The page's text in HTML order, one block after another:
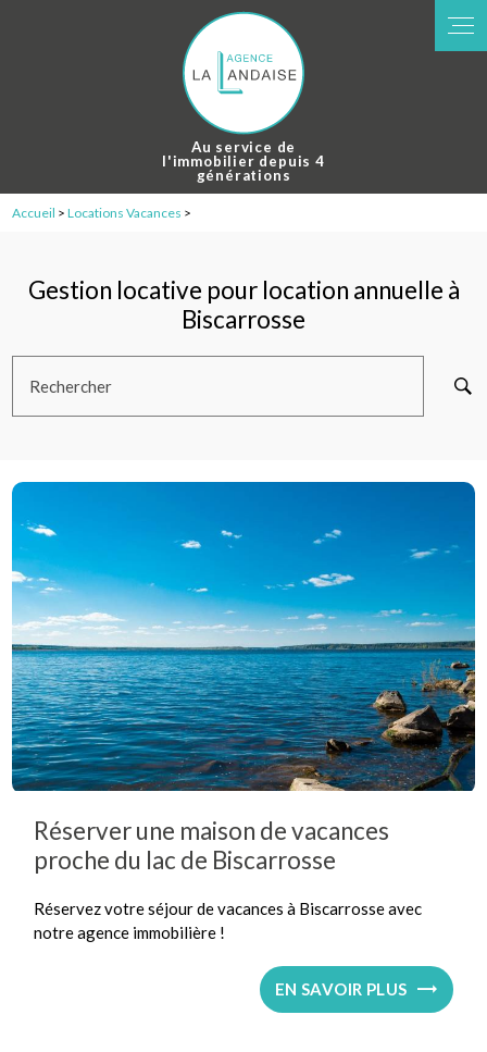
Au service de
l'immobilier depuis 4
générations
Accueil >Locations Vacances >
Gestion locative pour location annuelle à
Biscarrosse
Rechercher
Réserver une maison de vacances
proche du lac de Biscarrosse
Réservez votre séjour de vacances à Biscarrosse avec
notre agence immobilière !
EN SAVOIR PLUS
Panneau de gestion des cookies